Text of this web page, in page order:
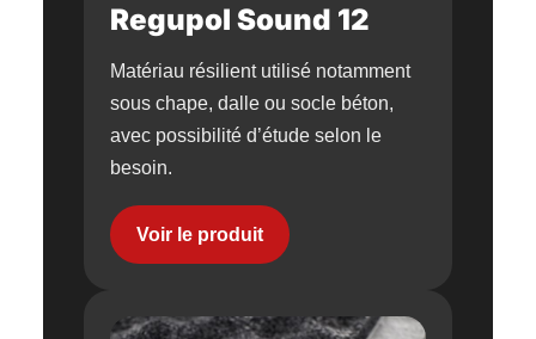
Regupol Sound 12
Matériau résilient utilisé notamment
sous chape, dalle ou socle béton,
avec possibilité d’étude selon le
besoin.
Voir le produit